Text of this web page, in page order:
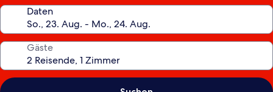
Daten
Gäste